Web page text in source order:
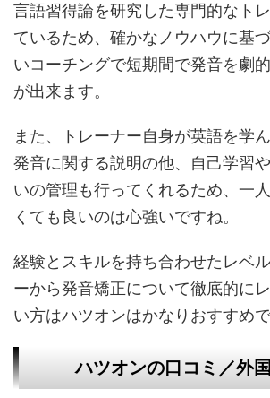
言語習得論を研究した専門的なト
ているため、確かなノウハウに基
いコーチングで短期間で発音を劇
が出来ます。
また、トレーナー自身が英語を学
発音に関する説明の他、自己学習
いの管理も行ってくれるため、一
くても良いのは心強いですね。
経験とスキルを持ち合わせたレベ
ーから発音矯正について徹底的に
い方はハツオンはかなりおすすめで
ハツオンの口コミ／外